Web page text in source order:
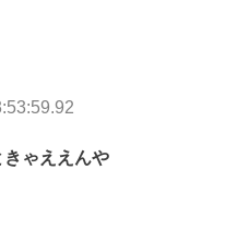
ゃええんや